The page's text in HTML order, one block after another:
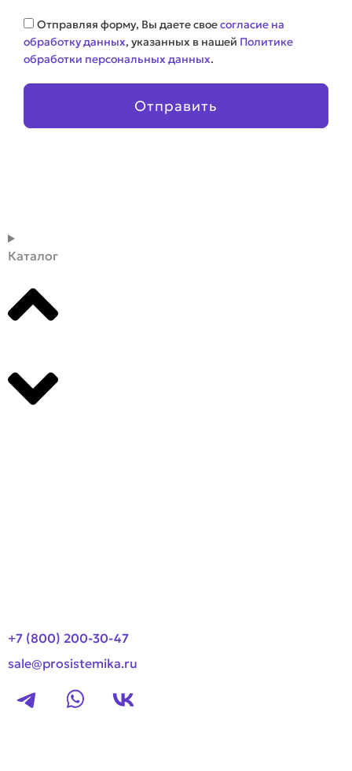
Соглашение
Отправляя форму, Вы даете своесогласие на
обработку данных, указанных в нашей Политике
обработки персональных данных.
Отправить
Каталог
+7 (800) 200-30-47
sale@prosistemika.ru